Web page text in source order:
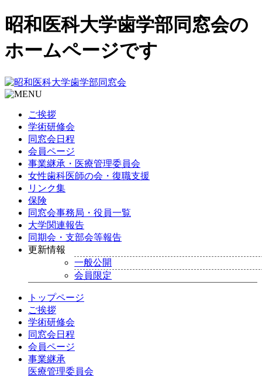
昭和医科大学歯学部同窓会の
ホームページです
ご挨拶
学術研修会
同窓会日程
会員ページ
事業継承・医療管理委員会
女性歯科医師の会・復職支援
リンク集
保険
同窓会事務局・役員一覧
大学関連報告
同期会・支部会等報告
更新情報
一般公開
会員限定
トップページ
ご挨拶
学術研修会
同窓会日程
会員ページ
事業継承
医療管理委員会